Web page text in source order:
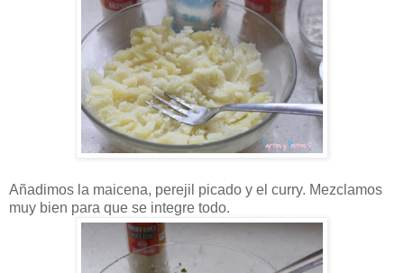
Añadimos la maicena, perejil picado y el curry. Mezclamos
muy bien para que se integre todo.